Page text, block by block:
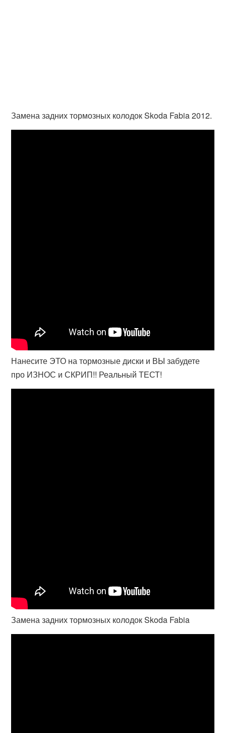
Замена задних тормозных колодок Skoda Fabia 2012.
Нанесите ЭТО на тормозные диски и ВЫ забудете
про ИЗНОС и СКРИП!! Реальный ТЕСТ!
Замена задних тормозных колодок Skoda Fabia